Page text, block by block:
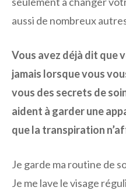
aussi de nombreux
Vous avez déjà dit que
jamais lorsque vous
vous des secrets de
aident à garder une
que la transpiration
Je garde ma routine de
Je me lave le visage